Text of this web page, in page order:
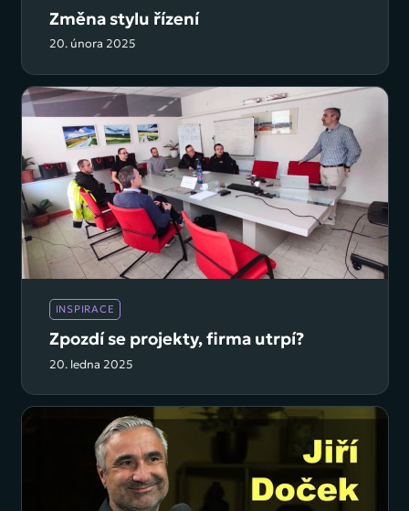
Změna stylu řízení
20. února 2025
INSPIRACE
Zpozdí se projekty, firma utrpí?
20. ledna 2025